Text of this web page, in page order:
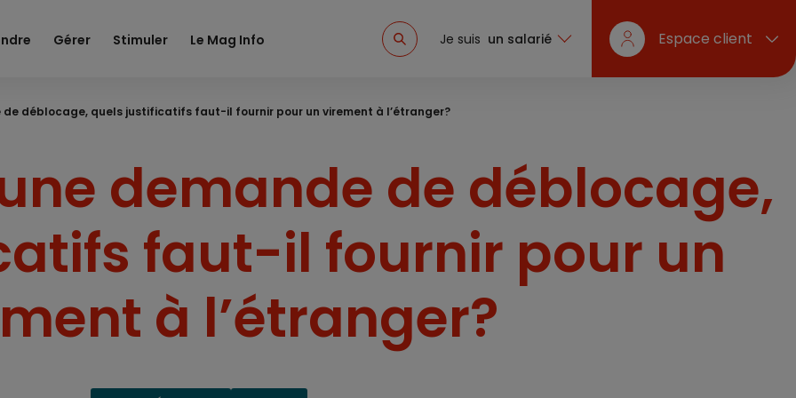
Gérer Stimuler Le Mag Info Je suis un salarié Espace client
de déblocage, quels justificatifs faut-il fournir pour un virement à l’étranger?
demande de déblocage,
faut-il fournir pour un
à l’étranger?